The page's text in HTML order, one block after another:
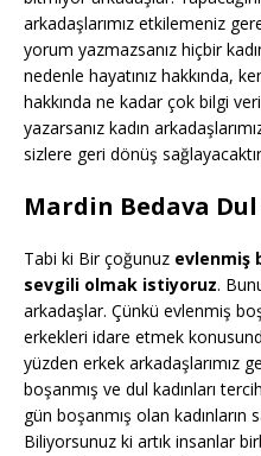
arkadaşlarımız etkilemeniz
yorum yazmazsanız hiçbir
nedenle hayatınız hakkında,
hakkında ne kadar çok bilgi
yazarsanız kadın
sizlere geri dönüş
Mardin Bedava
Tabi ki Bir çoğunuz evlenmiş
sevgili olmak istiyoruz.
arkadaşlar. Çünkü evlenmiş
erkekleri idare etmek
yüzden erkek arkadaşlarımız
boşanmış ve dul kadınları
gün boşanmış olan kadınların
Biliyorsunuz ki artık insanlar